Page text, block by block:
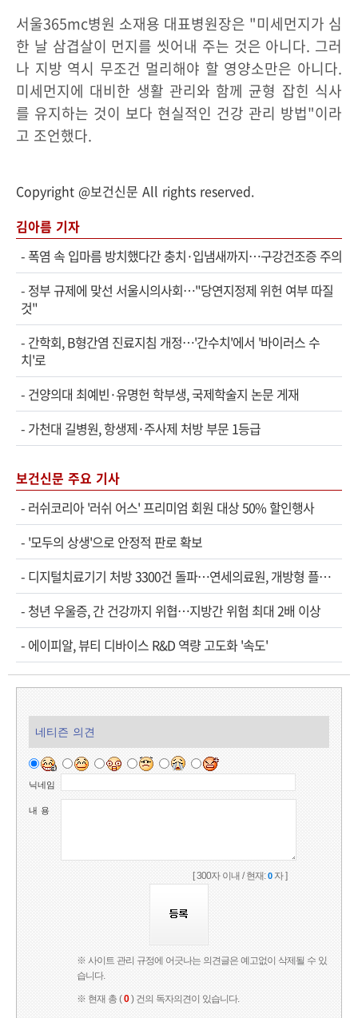
서울365mc병원 소재용 대표병원장은 "미세먼지가 심
한 날 삼겹살이 먼지를 씻어내 주는 것은 아니다. 그러
나 지방 역시 무조건 멀리해야 할 영양소만은 아니다.
미세먼지에 대비한 생활 관리와 함께 균형 잡힌 식사
를 유지하는 것이 보다 현실적인 건강 관리 방법"이라
고 조언했다.
Copyright @보건신문 All rights reserved.
김아름 기자
- 폭염 속 입마름 방치했다간 충치·입냄새까지…구강건조증 주의
- 정부 규제에 맞선 서울시의사회…"당연지정제 위헌 여부 따질
것"
- 간학회, B형간염 진료지침 개정…'간수치'에서 '바이러스 수
치'로
- 건양의대 최예빈·유명헌 학부생, 국제학술지 논문 게재
- 가천대 길병원, 항생제·주사제 처방 부문 1등급
보건신문 주요 기사
- 러쉬코리아 '러쉬 어스' 프리미엄 회원 대상 50% 할인행사
- '모두의 상생'으로 안정적 판로 확보
- 디지털치료기기 처방 3300건 돌파…연세의료원, 개방형 플랫폼 성과 공개
- 청년 우울증, 간 건강까지 위협…지방간 위험 최대 2배 이상
- 에이피알, 뷰티 디바이스 R&D 역량 고도화 '속도'
네티즌 의견
닉네임
내 용
[ 300자 이내 / 현재:0자 ]
※ 사이트 관리 규정에 어긋나는 의견글은 예고없이 삭제될 수 있
습니다.
※ 현재 총 (0) 건의 독자의견이 있습니다.